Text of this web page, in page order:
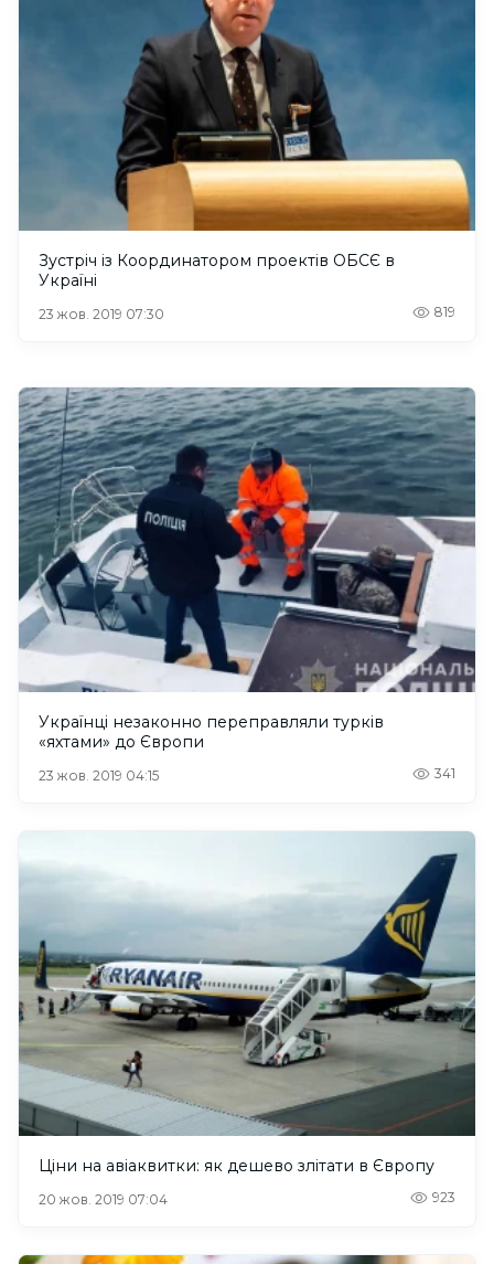
Зустріч із Координатором проектів ОБСЄ в
Україні
23 жов. 2019 07:30 819
Українці незаконно переправляли турків
«яхтами» до Європи
23 жов. 2019 04:15 341
Ціни на авіаквитки: як дешево злітати в Європу
20 жов. 2019 07:04 923